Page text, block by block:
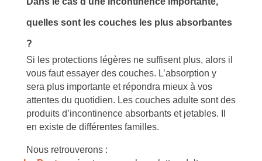
quelles sont les couches les plus absorbantes
?
Si les protections légères ne suffisent plus, alors il
vous faut essayer des couches. L’absorption y
sera plus importante et répondra mieux à vos
attentes du quotidien. Les couches adulte sont des
produits d’incontinence absorbants et jetables. Il
en existe de différentes familles.
Nous retrouverons :